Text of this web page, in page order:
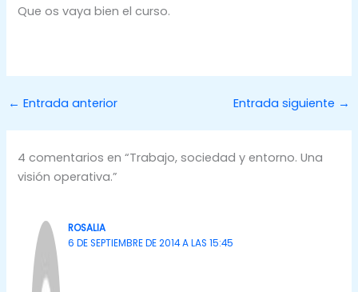
Que os vaya bien el curso.
← Entrada anterior Entrada siguiente →
4 comentarios en “Trabajo, sociedad y entorno. Una
visión operativa.”
ROSALIA
6 DE SEPTIEMBRE DE 2014 A LAS 15:45